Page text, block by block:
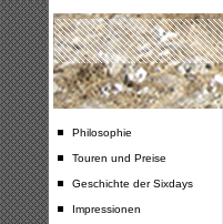
Philosophie
Touren und Preise
Geschichte der Sixdays
Impressionen